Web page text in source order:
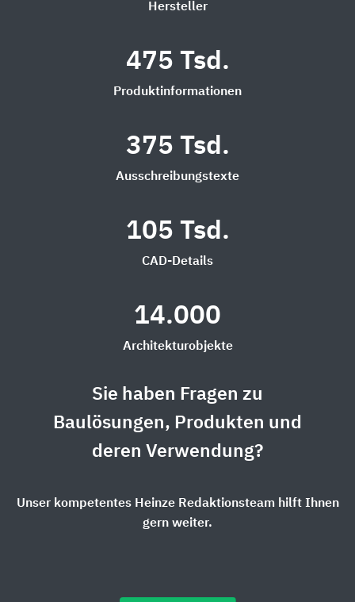
Hersteller
475 Tsd.
Produktinformationen
375 Tsd.
Ausschreibungstexte
105 Tsd.
CAD-Details
14.000
Architekturobjekte
Sie haben Fragen zu
Baulösungen, Produkten und
deren Verwendung?
Unser kompetentes Heinze Redaktionsteam hilft Ihnen
gern weiter.